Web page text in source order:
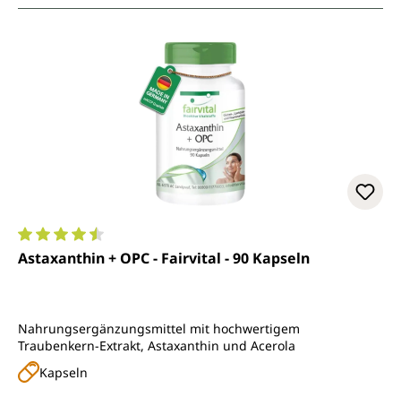
Durchschnittliche Bewertung von 4.6 von 5 Sternen
Astaxanthin + OPC - Fairvital - 90 Kapseln
Nahrungsergänzungsmittel mit hochwertigem
Traubenkern-Extrakt, Astaxanthin und Acerola
Kapseln